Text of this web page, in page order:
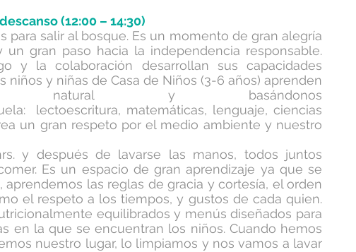
(12:00 – 14:30)
para salir al bosque. Es un momento de gran alegría
un gran paso hacia la independencia responsable.
y la colaboración desarrollan sus capacidades
niños y niñas de Casa de Niños (3-6 años) aprenden
natural y basándonos
lectoescritura, matemáticas, lenguaje, ciencias
un gran respeto por el medio ambiente y nuestro
y después de lavarse las manos, todos juntos
Es un espacio de gran aprendizaje ya que se
las reglas de gracia y cortesía, el orden
el respeto a los tiempos, y gustos de cada quien.
equilibrados y menús diseñados para
en la que se encuentran los niños. Cuando hemos
nuestro lugar, lo limpiamos y nos vamos a lavar